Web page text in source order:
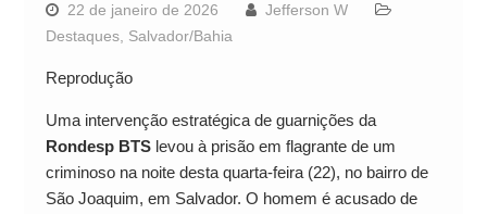
22 de janeiro de 2026
Jefferson W
Destaques, Salvador/Bahia
Reprodução
Uma intervenção estratégica de guarnições da
Rondesp BTSlevou à prisão em flagrante de um
criminoso na noite desta quarta-feira (22), no bairro de
São Joaquim, em Salvador. O homem é acusado de